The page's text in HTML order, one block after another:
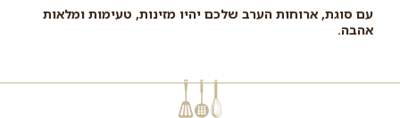
עם סוגת, ארוחות הערב שלכם יהיו מזינות, טעימות ומלאות
אהבה.